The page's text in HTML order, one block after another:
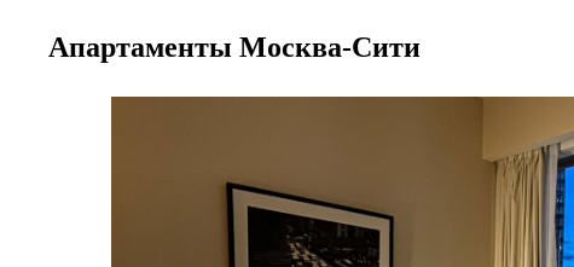
Апартаменты Москва-Сити